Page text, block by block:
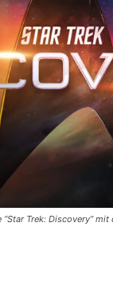
Trek: Discovery”